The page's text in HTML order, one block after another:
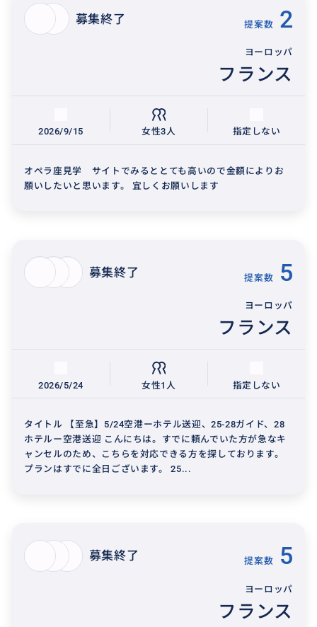
募集終了 提案数 2
ヨーロッパ
フランス
2026/9/15 女性3人 指定しない
オペラ座見学 サイトでみるととても高いので金額によりお
願いしたいと思います。 宜しくお願いします
募集終了 提案数 5
ヨーロッパ
フランス
2026/5/24 女性1人 指定しない
タイトル 【至急】5/24空港ーホテル送迎、25-28ガイド、28
ホテルー空港送迎 こんにちは。すでに頼んでいた方が急なキ
ャンセルのため、こちらを対応できる方を探しております。
プランはすでに全日ございます。 25...
募集終了 提案数 5
ヨーロッパ
フランス